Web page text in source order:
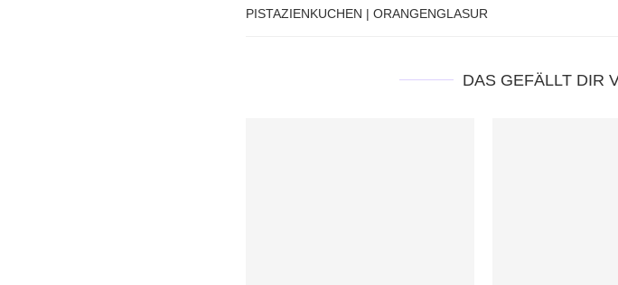
PISTAZIENKUCHEN | ORANGENGLASUR
DAS GEFÄLLT DIR